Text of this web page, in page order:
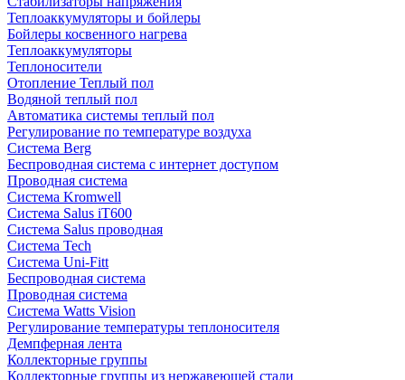
Теплоаккумуляторы и бойлеры
Бойлеры косвенного нагрева
Теплоаккумуляторы
Теплоносители
Отопление Теплый пол
Водяной теплый пол
Автоматика системы теплый пол
Регулирование по температуре воздуха
Система Berg
Беспроводная система с интернет доступом
Проводная система
Система Kromwell
Система Salus iT600
Система Salus проводная
Система Tech
Система Uni-Fitt
Беспроводная система
Проводная система
Система Watts Vision
Регулирование температуры теплоносителя
Демпферная лента
Коллекторные группы
Коллекторные группы из нержавеющей стали